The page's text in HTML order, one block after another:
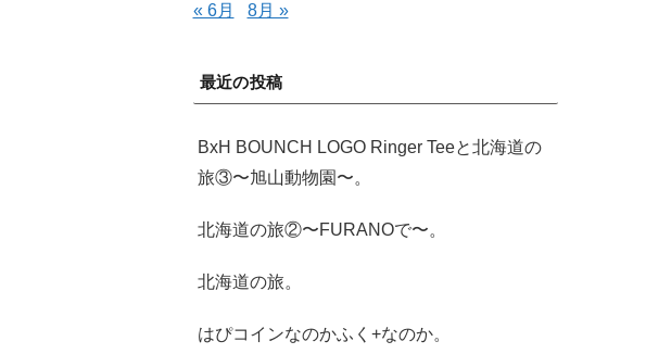
« 6月 8月 »
最近の投稿
BxH BOUNCH LOGO Ringer Teeと北海道の
旅③〜旭山動物園〜。
北海道の旅②〜FURANOで〜。
北海道の旅。
はぴコインなのかふく+なのか。